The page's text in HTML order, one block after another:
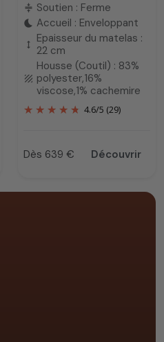
compress Soutien : Ferme
bedtime Accueil : Enveloppant
height
Epaisseur du matelas :
22 cm
texture
Housse (Coutil) : 83%
polyester,16%
viscose,1% cachemire
4.6/5 (29)
Prix
Dès 639 € Découvrir